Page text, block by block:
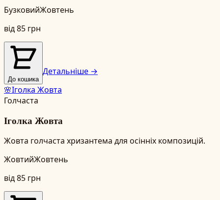
БузковийЖовтень
від85 грн
До кошика
Детальніше →
🌸Іголка Жовта
Голчаста
Іголка Жовта
Жовта голчаста хризантема для осінніх композицій.
ЖовтийЖовтень
від85 грн